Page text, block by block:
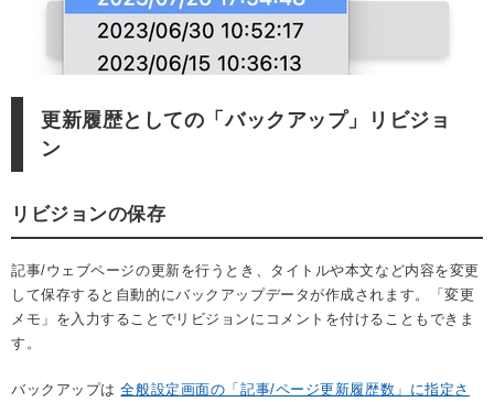
更新履歴としての「バックアップ」リビジョ
ン
リビジョンの保存
記事/ウェブページの更新を行うとき、タイトルや本文など内容を変更
して保存すると自動的にバックアップデータが作成されます。「変更
メモ」を入力することでリビジョンにコメントを付けることもできま
す。
バックアップは全般設定画面の「記事/ページ更新履歴数」に指定さ